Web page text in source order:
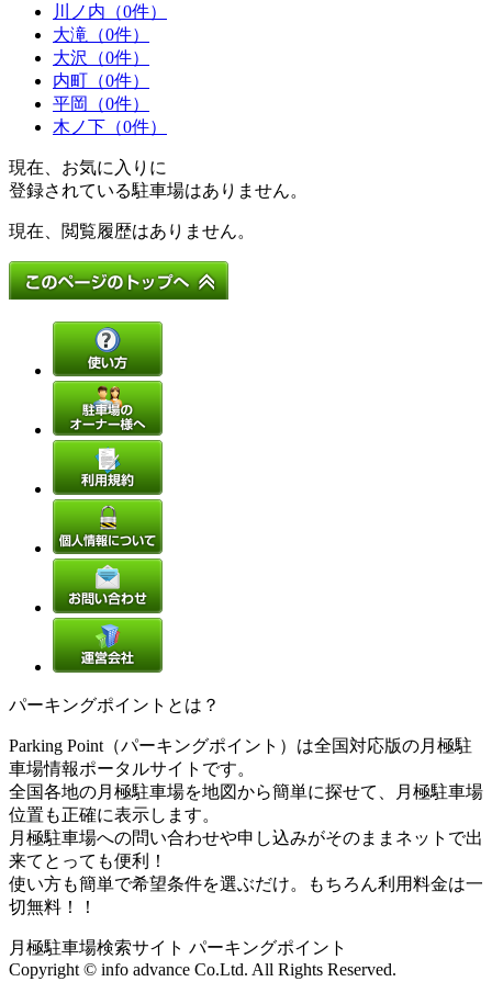
川ノ内（0件）
大滝（0件）
大沢（0件）
内町（0件）
平岡（0件）
木ノ下（0件）
現在、お気に入りに
登録されている駐車場はありません。
現在、閲覧履歴はありません。
パーキングポイントとは？
Parking Point（パーキングポイント）は全国対応版の月極駐
車場情報ポータルサイトです。
全国各地の月極駐車場を地図から簡単に探せて、月極駐車場
位置も正確に表示します。
月極駐車場への問い合わせや申し込みがそのままネットで出
来てとっても便利！
使い方も簡単で希望条件を選ぶだけ。もちろん利用料金は一
切無料！！
月極駐車場検索サイト パーキングポイント
Copyright © info advance Co.Ltd. All Rights Reserved.